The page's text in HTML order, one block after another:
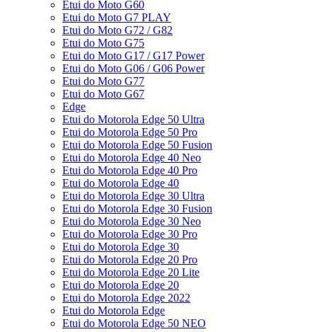
Etui do Moto G60
Etui do Moto G7 PLAY
Etui do Moto G72 / G82
Etui do Moto G75
Etui do Moto G17 / G17 Power
Etui do Moto G06 / G06 Power
Etui do Moto G77
Etui do Moto G67
Edge
Etui do Motorola Edge 50 Ultra
Etui do Motorola Edge 50 Pro
Etui do Motorola Edge 50 Fusion
Etui do Motorola Edge 40 Neo
Etui do Motorola Edge 40 Pro
Etui do Motorola Edge 40
Etui do Motorola Edge 30 Ultra
Etui do Motorola Edge 30 Fusion
Etui do Motorola Edge 30 Neo
Etui do Motorola Edge 30 Pro
Etui do Motorola Edge 30
Etui do Motorola Edge 20 Pro
Etui do Motorola Edge 20 Lite
Etui do Motorola Edge 20
Etui do Motorola Edge 2022
Etui do Motorola Edge
Etui do Motorola Edge 50 NEO